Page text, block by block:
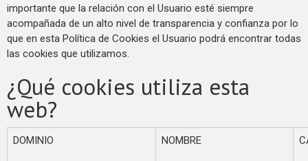
importante que la relación con el Usuario esté siempre
acompañada de un alto nivel de transparencia y confianza por lo
que en esta Política de Cookies el Usuario podrá encontrar todas
las cookies que utilizamos.
¿Qué cookies utiliza esta
web?
DOMINIO NOMBRE